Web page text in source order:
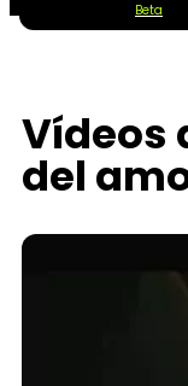
Beta
Vídeos
del